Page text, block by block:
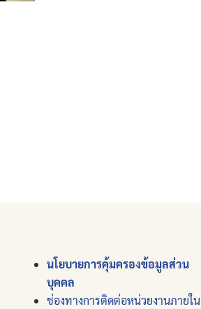
นโยบายการคุ้มครองข้อมูลส่วน
บุคคล
ช่องทางการติดต่อหน่วยงานภายใน